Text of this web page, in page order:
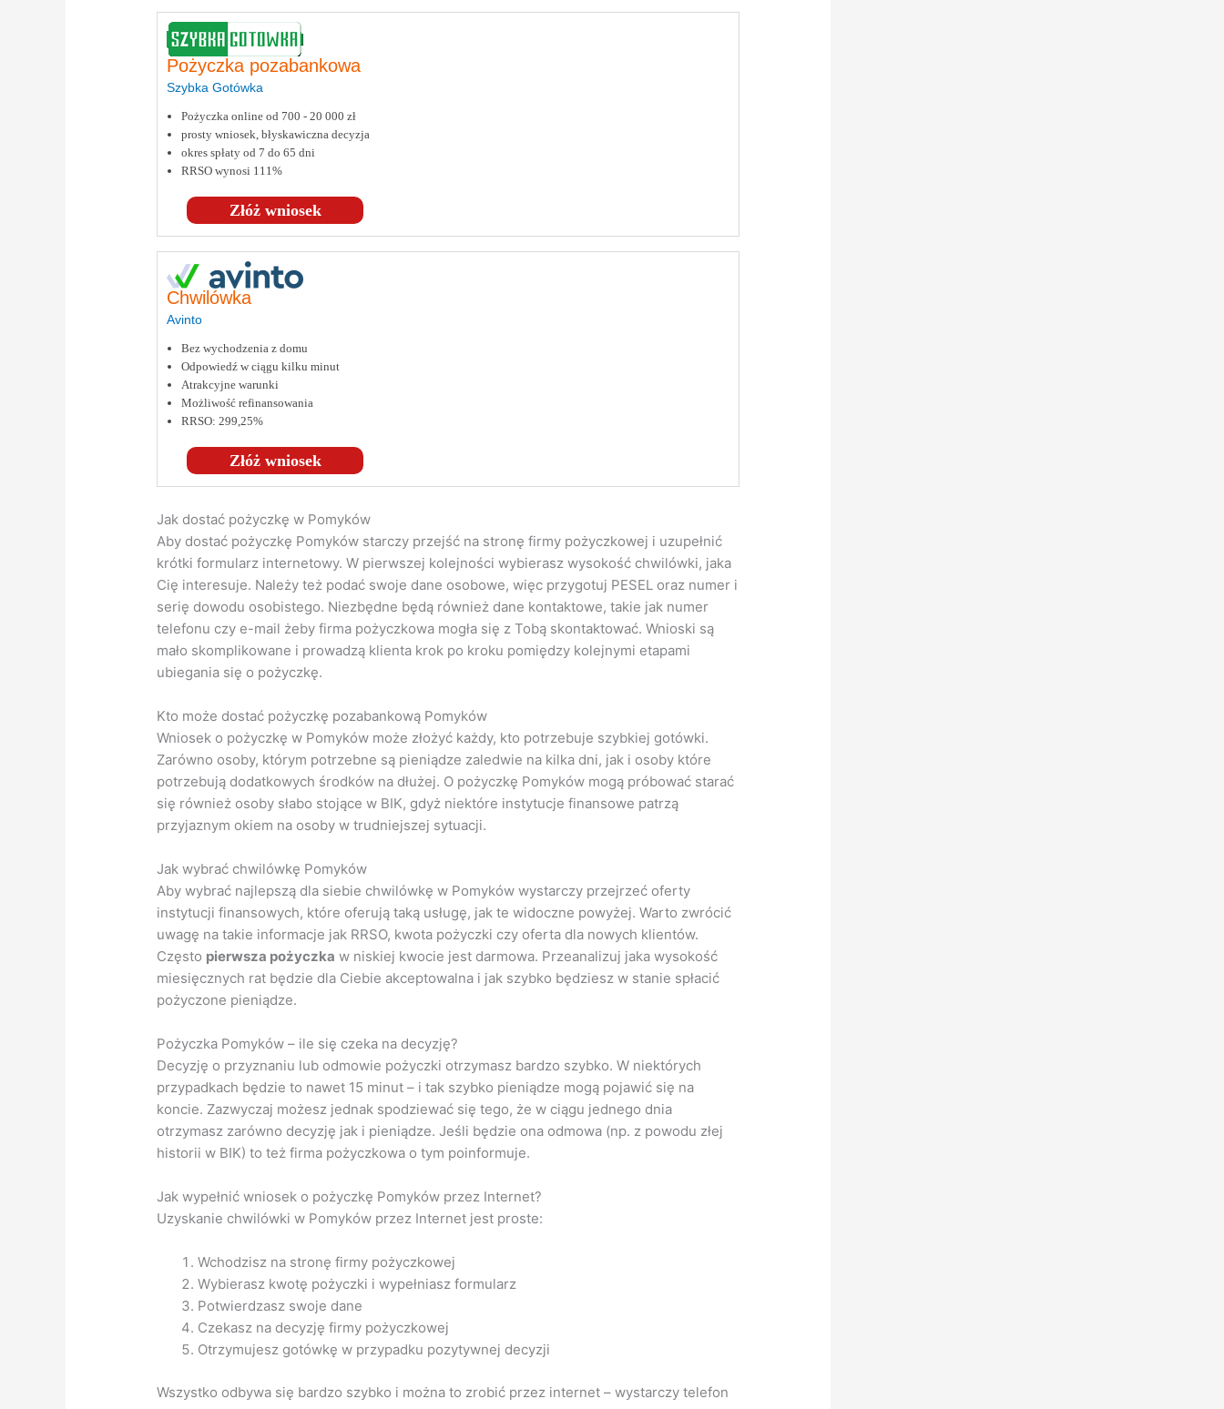
Pożyczka pozabankowa
Szybka Gotówka
Złóż wniosek
Pożyczka online od 700 - 20 000 zł
prosty wniosek, błyskawiczna decyzja
okres spłaty od 7 do 65 dni
RRSO wynosi 111%
Chwilówka
Avinto
Złóż wniosek
Bez wychodzenia z domu
Odpowiedź w ciągu kilku minut
Atrakcyjne warunki
Możliwość refinansowania
RRSO: 299,25%
Jak dostać pożyczkę w Pomyków
Aby dostać pożyczkę Pomyków starczy przejść na stronę firmy pożyczkowej i uzupełnić
krótki formularz internetowy. W pierwszej kolejności wybierasz wysokość chwilówki, jaka
Cię interesuje. Należy też podać swoje dane osobowe, więc przygotuj PESEL oraz numer i
serię dowodu osobistego. Niezbędne będą również dane kontaktowe, takie jak numer
telefonu czy e-mail żeby firma pożyczkowa mogła się z Tobą skontaktować. Wnioski są
mało skomplikowane i prowadzą klienta krok po kroku pomiędzy kolejnymi etapami
ubiegania się o pożyczkę.
Kto może dostać pożyczkę pozabankową Pomyków
Wniosek o pożyczkę w Pomyków może złożyć każdy, kto potrzebuje szybkiej gotówki.
Zarówno osoby, którym potrzebne są pieniądze zaledwie na kilka dni, jak i osoby które
potrzebują dodatkowych środków na dłużej. O pożyczkę Pomyków mogą próbować starać
się również osoby słabo stojące w BIK, gdyż niektóre instytucje finansowe patrzą
przyjaznym okiem na osoby w trudniejszej sytuacji.
Jak wybrać chwilówkę Pomyków
Aby wybrać najlepszą dla siebie chwilówkę w Pomyków wystarczy przejrzeć oferty
instytucji finansowych, które oferują taką usługę, jak te widoczne powyżej. Warto zwrócić
uwagę na takie informacje jak RRSO, kwota pożyczki czy oferta dla nowych klientów.
Często pierwsza pożyczka w niskiej kwocie jest darmowa. Przeanalizuj jaka wysokość
miesięcznych rat będzie dla Ciebie akceptowalna i jak szybko będziesz w stanie spłacić
pożyczone pieniądze.
Pożyczka Pomyków – ile się czeka na decyzję?
Decyzję o przyznaniu lub odmowie pożyczki otrzymasz bardzo szybko. W niektórych
przypadkach będzie to nawet 15 minut – i tak szybko pieniądze mogą pojawić się na
koncie. Zazwyczaj możesz jednak spodziewać się tego, że w ciągu jednego dnia
otrzymasz zarówno decyzję jak i pieniądze. Jeśli będzie ona odmowa (np. z powodu złej
historii w BIK) to też firma pożyczkowa o tym poinformuje.
Jak wypełnić wniosek o pożyczkę Pomyków przez Internet?
Uzyskanie chwilówki w Pomyków przez Internet jest proste:
Wchodzisz na stronę firmy pożyczkowej
Wybierasz kwotę pożyczki i wypełniasz formularz
Potwierdzasz swoje dane
Czekasz na decyzję firmy pożyczkowej
Otrzymujesz gotówkę w przypadku pozytywnej decyzji
Wszystko odbywa się bardzo szybko i można to zrobić przez internet – wystarczy telefon